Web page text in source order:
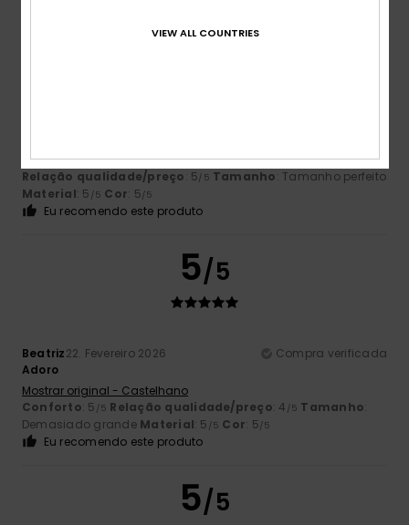
Confortáveis e giras
Relação qualidade/preço: 5/5 Tamanho: Tamanho perfeito
Material: 5 /5 Cor: 5/5
Eu recomendo este produto
5/5
Beatriz22. Fevereiro 2026
Compra verificada
Adoro
Mostrar original - Castelhano
Conforto: 5 /5 Relação qualidade/preço: 4 /5 Tamanho:
Demasiado grande Material: 5 /5 Cor: 5/5
Eu recomendo este produto
5/5
VIEW ALL COUNTRIES